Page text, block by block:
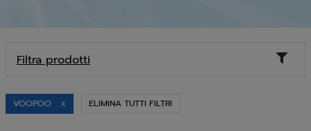
Filtra prodotti
VOOPOO X ELIMINA TUTTI FILTRI